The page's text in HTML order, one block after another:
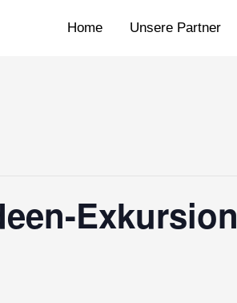
Home Unsere Partner
Exkursion